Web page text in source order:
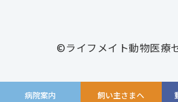
病院案内 飼い主さまへ
©ライフメイト動物医療